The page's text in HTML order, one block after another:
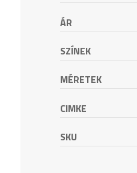
ÁR
SZÍNEK
MÉRETEK
CIMKE
SKU